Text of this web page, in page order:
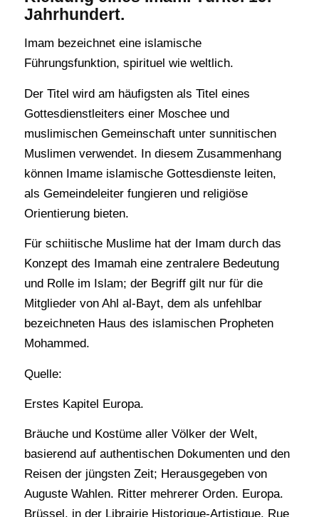
Jahrhundert.
Imam bezeichnet eine islamische
Führungsfunktion, spirituel wie weltlich.
Der Titel wird am häufigsten als Titel eines
Gottesdienstleiters einer Moschee und
muslimischen Gemeinschaft unter sunnitischen
Muslimen verwendet. In diesem Zusammenhang
können Imame islamische Gottesdienste leiten,
als Gemeindeleiter fungieren und religiöse
Orientierung bieten.
Für schiitische Muslime hat der Imam durch das
Konzept des Imamah eine zentralere Bedeutung
und Rolle im Islam; der Begriff gilt nur für die
Mitglieder von Ahl al-Bayt, dem als unfehlbar
bezeichneten Haus des islamischen Propheten
Mohammed.
Quelle:
Erstes Kapitel Europa.
Bräuche und Kostüme aller Völker der Welt,
basierend auf authentischen Dokumenten und den
Reisen der jüngsten Zeit; Herausgegeben von
Auguste Wahlen. Ritter mehrerer Orden. Europa.
Brüssel, in der Librairie Historique-Artistique, Rue